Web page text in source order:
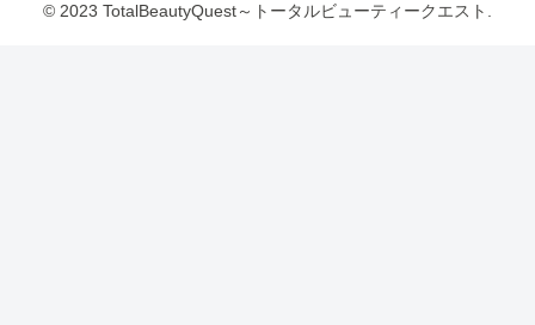
© 2023 TotalBeautyQuest～トータルビューティークエスト.